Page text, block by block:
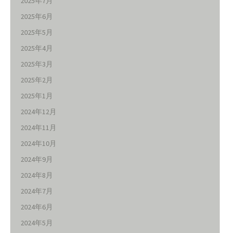
2025年6月
2025年5月
2025年4月
2025年3月
2025年2月
2025年1月
2024年12月
2024年11月
2024年10月
2024年9月
2024年8月
2024年7月
2024年6月
2024年5月